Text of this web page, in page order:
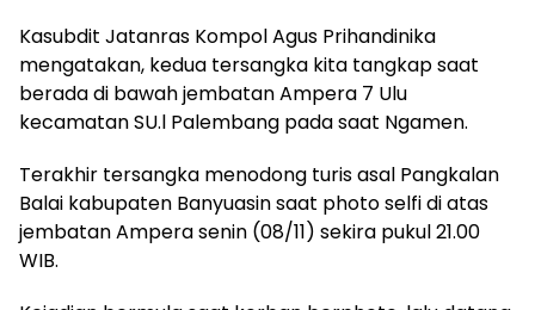
Kasubdit Jatanras Kompol Agus Prihandinika
mengatakan, kedua tersangka kita tangkap saat
berada di bawah jembatan Ampera 7 Ulu
kecamatan SU.l Palembang pada saat Ngamen.
Terakhir tersangka menodong turis asal Pangkalan
Balai kabupaten Banyuasin saat photo selfi di atas
jembatan Ampera senin (08/11) sekira pukul 21.00
WIB.